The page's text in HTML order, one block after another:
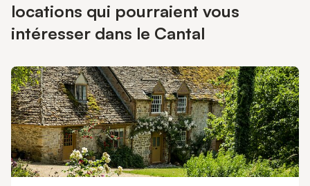
locations qui pourraient vous
intéresser dans le Cantal